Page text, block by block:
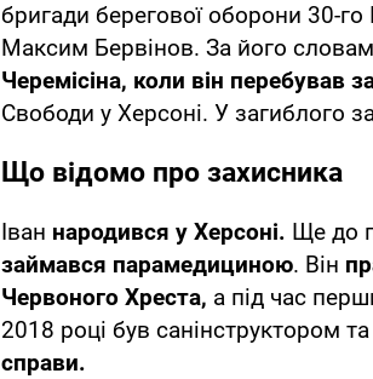
бригади берегової оборони 30-
Максим Бервінов. За його
Черемісіна, коли він перебував
Свободи у Херсоні. У загиблого
Що відомо про захисника
Іван народився у Херсоні. Ще до
займався парамедициною. Він
Червоного Хреста, а під час
2018 році був санінструктором та
справи.